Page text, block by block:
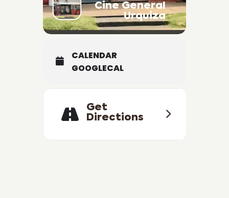
Cine General
Urquiza
CALENDAR
GOOGLECAL
Get
Directions